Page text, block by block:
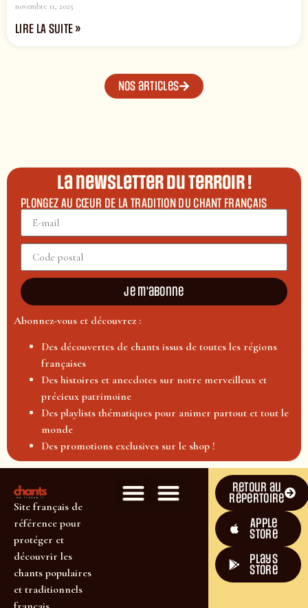
novembre 11, 2025
LIRE LA SUITE »
Nos articles
La newsletter du terroir !
PLONGEZ AU CŒUR DE LA TRADITION DU CHANT FRANÇAIS
Je m'abonne
Abonnez-vous et découvrez :
Des découvertes de chants issus de toutes les régions
françaises
Des histoires et anecdotes sur notre merveilleux et
précieux patrimoine
Des playlists thématiques pour animer partout et tout le
monde
Des promotions exclusives sur le shop !
Site français de
référence pour
protéger et
découvrir les
chants populaires
et traditionnels
Retour au
répertoire
Apple
Store
plays
store